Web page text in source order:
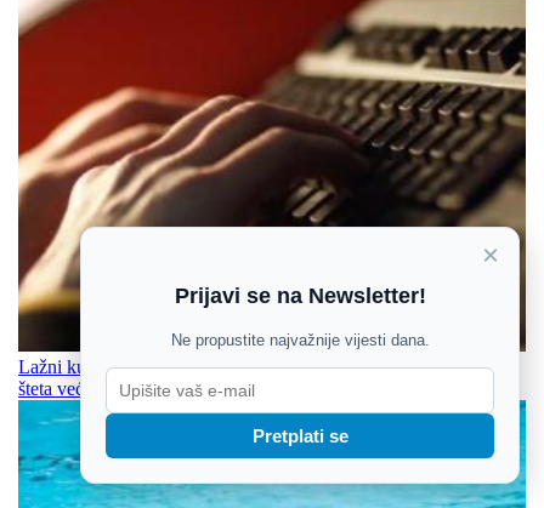
Lažni kupac torbe i neodrađeni radovi - dvije prijevare u OBŽ,
šteta veća od 5.000 eura
×
Prijavi se na Newsletter!
Ne propustite najvažnije vijesti dana.
Pretplati se